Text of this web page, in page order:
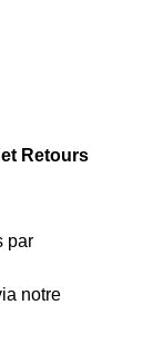
Retours
par
notre